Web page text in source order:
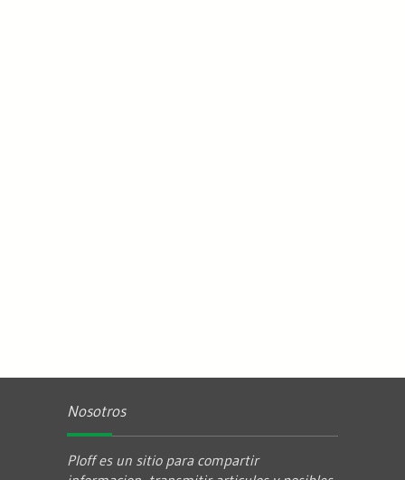
Nosotros
Ploff es un sitio para compartir